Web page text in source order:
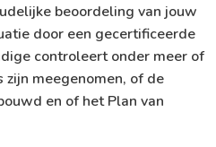
beoordeling van jouw
door een gecertificeerde
controleert onder meer of
zijn meegenomen, of de
en of het Plan van